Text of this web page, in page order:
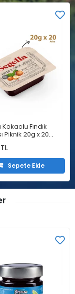
Fındık
Piknik 20g x 20
Sepete Ekle